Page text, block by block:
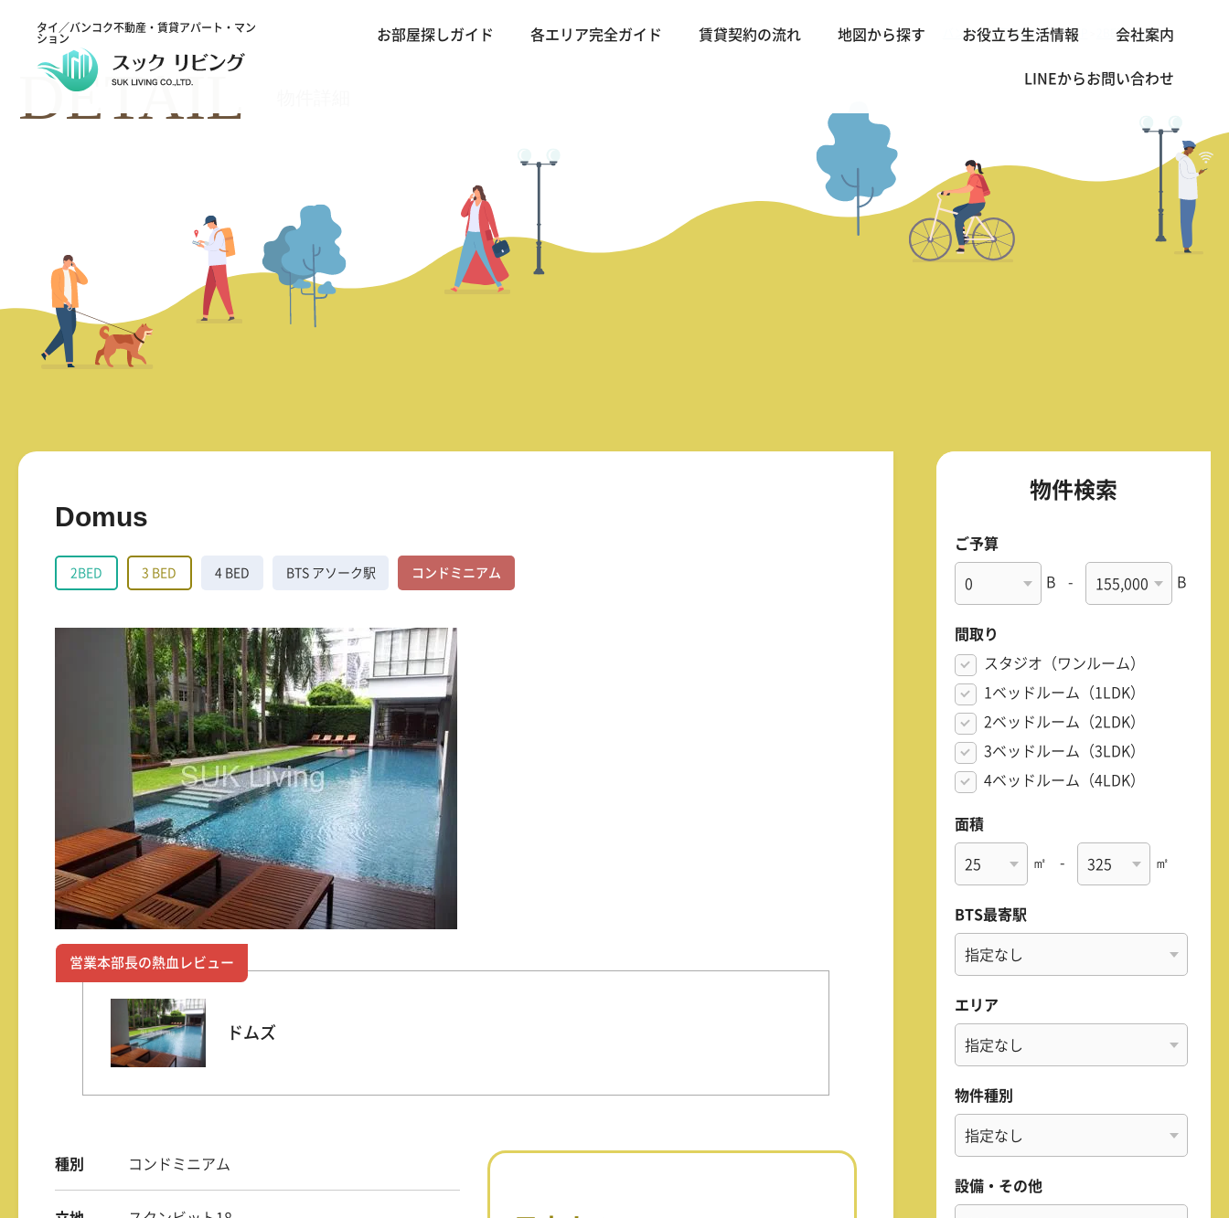
タイ／バンコク不動産・賃貸アパート・マン
ション
お部屋探しガイド 各エリア完全ガイド 賃貸契約の流れ 地図から探す お役立ち生活情報 会社案内
LINEからお問い合わせ
バンコクの不動産・賃貸 TOP 2BED>Domus
DETAIL
Domus
2BED 3 BED 4 BED BTS アソーク駅 コンドミニアム
営業本部長の熱血レビュー
ドムズ
種別 コンドミニアム
物件検索
ご予算
B - B
間取り
スタジオ（ワンルーム）
1ベッドルーム（1LDK）
2ベッドルーム（2LDK）
3ベッドルーム（3LDK）
4ベッドルーム（4LDK）
面積
㎡ - ㎡
BTS最寄駅
エリア
物件種別
設備・その他